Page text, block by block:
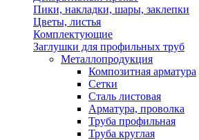
Пики, накладки, шары, заклепки
Цветы, листья
Комплектующие
Заглушки для профильных труб
Металлопродукция
Композитная арматура
Сетки
Сталь листовая
Арматура, проволка
Труба профильная
Труба круглая